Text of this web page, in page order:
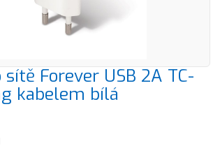
sítě Forever USB 2A TC-
kabelem bílá